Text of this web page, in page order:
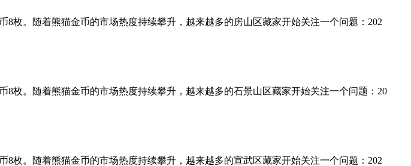
8枚。随着熊猫金币的市场热度持续攀升，越来越多的房山区藏家开始关注一个问题：202
8枚。随着熊猫金币的市场热度持续攀升，越来越多的石景山区藏家开始关注一个问题：20
8枚。随着熊猫金币的市场热度持续攀升，越来越多的宣武区藏家开始关注一个问题：202